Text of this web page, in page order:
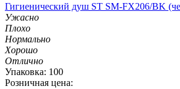
Гигиенический душ ST SM-FX206/BK
Ужасно
Плохо
Нормально
Хорошо
Отлично
Упаковка: 100
Розничная цена: